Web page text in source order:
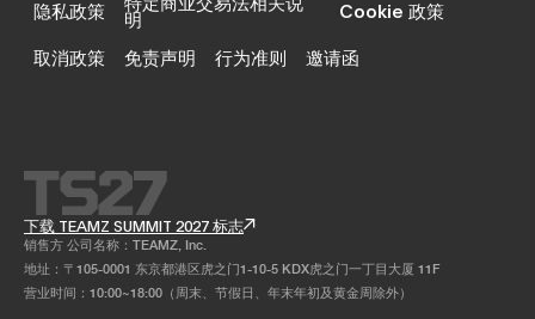
隐私政策 明
Cookie 政策
取消政策
免责声明 行为准则 邀请函
下载 TEAMZ SUMMIT 2027 标志
销售方 公司名称：TEAMZ, Inc.
地址：〒105-0001 东京都港区虎之门1-10-5 KDX虎之门一丁目大厦 11F
营业时间：10:00~18:00（周末、节假日、年末年初及黄金周除外）